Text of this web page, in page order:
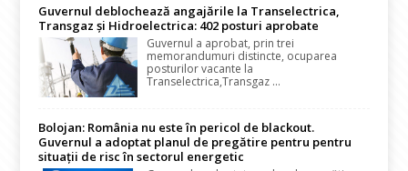
Guvernul deblochează angajările la Transelectrica,
Transgaz și Hidroelectrica: 402 posturi aprobate
Guvernul a aprobat, prin trei
memorandumuri distincte, ocuparea
posturilor vacante la
Transelectrica,Transgaz ...
Bolojan: România nu este în pericol de blackout.
Guvernul a adoptat planul de pregătire pentru pentru
situații de risc în sectorul energetic